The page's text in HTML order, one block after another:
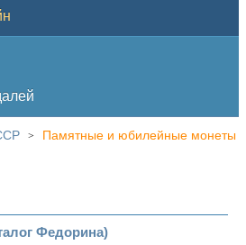
>
Памятные и юбилейные монеты
Федорина)